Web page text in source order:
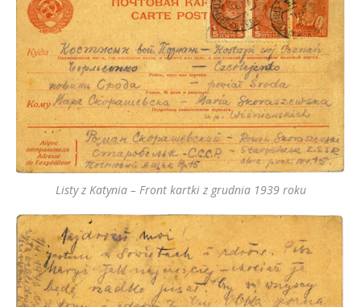
Listy z Katynia – Front kartki z grudnia 1939 roku